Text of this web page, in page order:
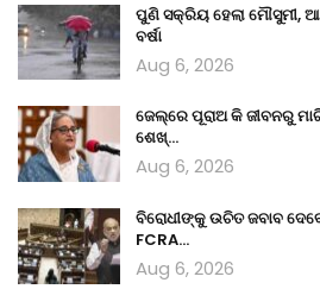
ପୁଣି ସକ୍ରିୟ ହେଲା ମୌସୁମୀ,
ବର୍ଷା
Aug 6, 2026
ଜେଲ୍‌ରେ ପୂରାଅ କି ଜୀବନରୁ
ଶେଖ୍…
Aug 6, 2026
ବିରୋଧୀଙ୍କୁ ଉଚିତ ଜବାବ
FCRA…
Aug 6, 2026